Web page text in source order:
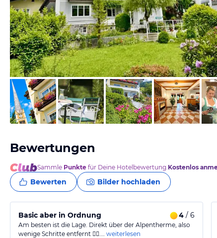
von Booking.com
Bewertungen
Sammle Punkte für Deine Hotelbewertung.Kostenlos
Bewerten Bilder hochladen
Basic aber in Ordnung 4 / 6
Am besten ist die Lage. Direkt über der Alpentherme, also
wenige Schritte entfernt 👍🏻.… weiterlesen